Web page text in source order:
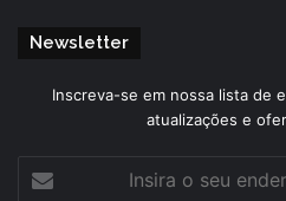
Newsletter
Inscreva-se em nossa lista de
atualizações e